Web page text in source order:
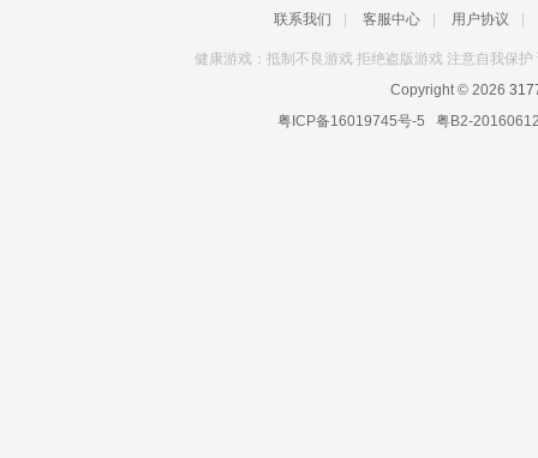
联系我们 客服中心 用户协议
健康游戏：抵制不良游戏 拒绝盗版游戏 注意自我保
Copyright © 2026
粤ICP备16019745号-5 粤B2-